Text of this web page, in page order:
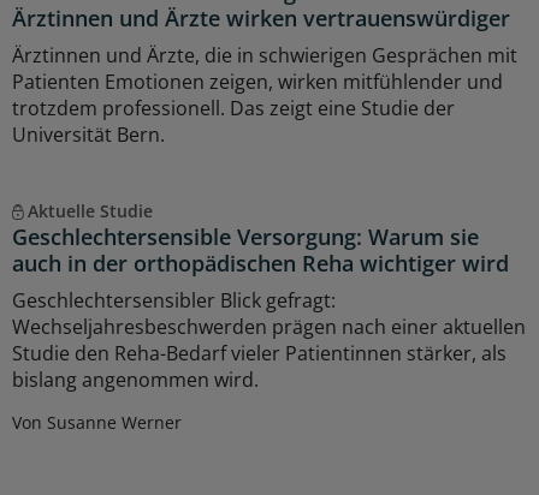
Ärztinnen und Ärzte wirken vertrauenswürdiger
Ärztinnen und Ärzte, die in schwierigen Gesprächen mit
Patienten Emotionen zeigen, wirken mitfühlender und
trotzdem professionell. Das zeigt eine Studie der
Universität Bern.
Aktuelle Studie
Geschlechtersensible Versorgung: Warum sie
auch in der orthopädischen Reha wichtiger wird
Geschlechtersensibler Blick gefragt:
Wechseljahresbeschwerden prägen nach einer aktuellen
Studie den Reha-Bedarf vieler Patientinnen stärker, als
bislang angenommen wird.
Von Susanne Werner